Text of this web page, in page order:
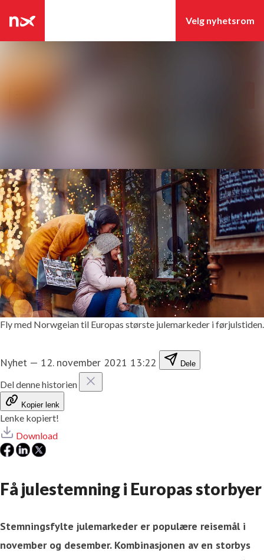
Fly med Norwgeian til Europas største julemarkeder i førjulstiden.
Nyhet — 12. november 2021 13:22 Dele
Del denne historien
Kopier lenk
Lenke kopiert!
Download
Få julestemning i Europas storbyer
Stemningsfylte julemarkeder er populære reisemål i
november og desember. Kombinasjonen av en storbys